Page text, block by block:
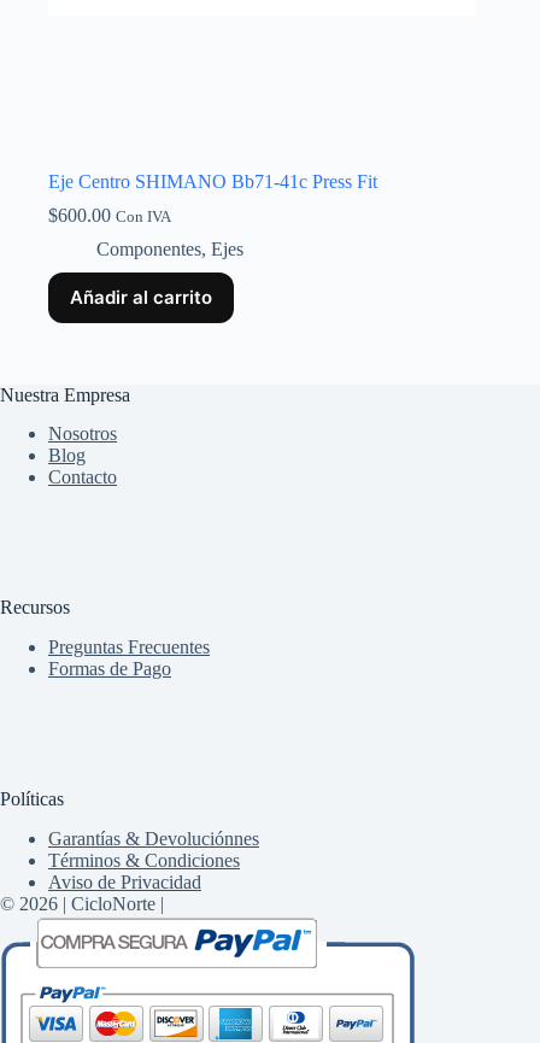
Eje Centro SHIMANO Bb71-41c Press Fit
$600.00 Con IVA
Componentes, Ejes
Añadir al carrito
Nuestra Empresa
Nosotros
Blog
Contacto
Recursos
Preguntas Frecuentes
Formas de Pago
Políticas
Garantías & Devoluciónnes
Términos & Condiciones
Aviso de Privacidad
© 2026 | CicloNorte |